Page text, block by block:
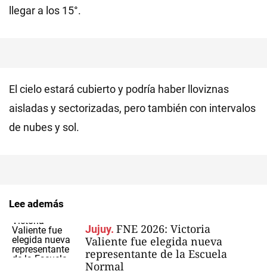
llegar a los 15°.
El cielo estará cubierto y podría haber lloviznas
aisladas y sectorizadas, pero también con intervalos
de nubes y sol.
Lee además
Jujuy. FNE 2026: Victoria
Valiente fue elegida nueva
representante de la Escuela
Normal